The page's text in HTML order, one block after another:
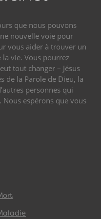
que nous pouvons
nouvelle voie pour
vous aider à trouver un
vie. Vous pourrez
tout changer – Jésus
de la Parole de Dieu, la
personnes qui
espérons que vous